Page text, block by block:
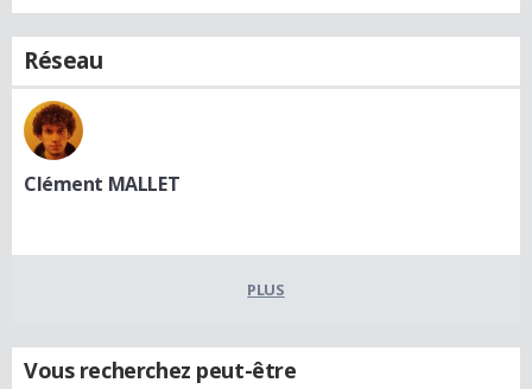
Réseau
Clément MALLET
PLUS
Vous recherchez peut-être